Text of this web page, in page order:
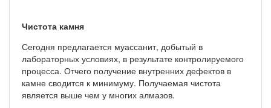
Чистота камня
Сегодня предлагается муассанит, добытый в
лабораторных условиях, в результате контролируемого
процесса. Отчего получение внутренних дефектов в
камне сводится к минимуму. Получаемая чистота
является выше чем у многих алмазов.